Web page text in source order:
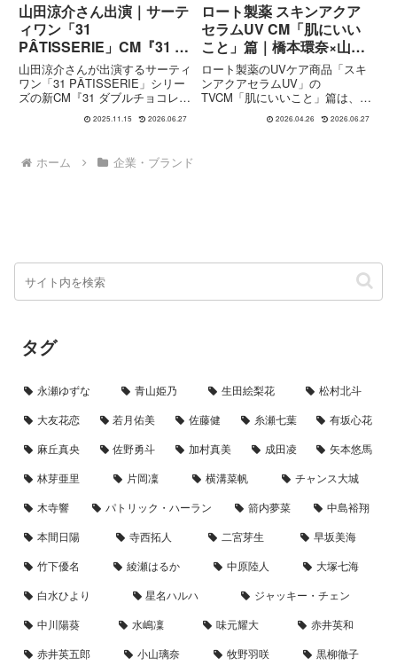
山田涼介さん出演｜サーテ
ィワン「31
PÂTISSERIE」CM『31 ダ
ブルチョコレートケーキ』
篇
山田涼介さんが出演するサーティ
ワン「31 PÂTISSERIE」シリー
ズの新CM『31 ダブルチョコレー
うな贅沢感とアイスの軽やかさを
山田さんが上品に語る内容を紹介
します。
2025.11.15 2026.06.27
ロート製薬 スキンアクア
セラムUV CM「肌にいい
こと」篇｜橋本環奈×山田
涼介の“うるおい習慣”
ロート製薬のUVケア商品「スキ
ンアクアセラムUV」の
TVCM「肌にいいこと」篇は、
俳優の橋本環奈さんとHey! Say!
2026.04.26 2026.06.27
ホーム 企業・ブランド
タグ
永瀬ゆずな 青山姫乃 生田絵梨花
松村北斗
大友花恋
若月佑美 佐藤健 糸瀬七葉
有坂心花
麻丘真央
佐野勇斗 加村真美 成田凌
矢本悠馬
林芽亜里
片岡凜 横溝菜帆
チャンス大城
木寺響
パトリック・ハーラン 箭内夢菜
中島裕翔
本間日陽
寺西拓人 二宮芽生
早坂美海
竹下優名
綾瀬はるか 中原陸人
大塚七海
白水ひより
星名ハルハ
ジャッキー・チェン
中川陽葵
水嶋凜 味元耀大
赤井英和
赤井英五郎
小山璃奈 牧野羽咲
黒柳徹子